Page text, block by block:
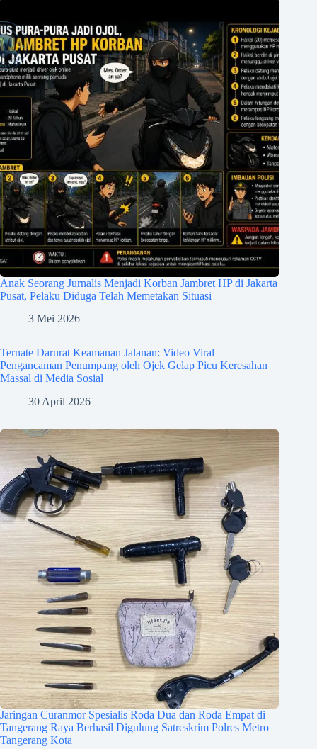
Anak Seorang Jurnalis Menjadi Korban Jambret HP di Jakarta
Pusat, Pelaku Diduga Telah Memetakan Situasi
3 Mei 2026
Ternate Darurat Keamanan Jalanan: Video Viral
Pengancaman Penumpang oleh Ojek Gelap Picu Keresahan
Massal di Media Sosial
30 April 2026
Jaringan Curanmor Spesialis Roda Dua dan Roda Empat di
Tangerang Raya Berhasil Digulung Satreskrim Polres Metro
Tangerang Kota